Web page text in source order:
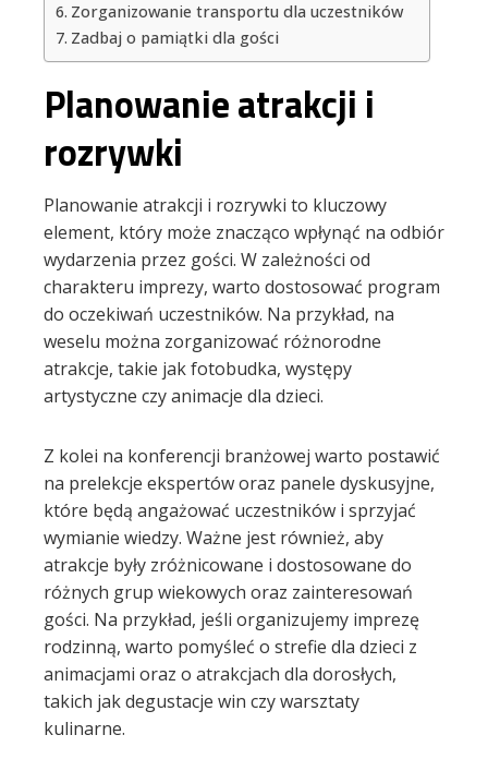
Zorganizowanie transportu dla uczestników
Zadbaj o pamiątki dla gości
Planowanie atrakcji i
rozrywki
Planowanie atrakcji i rozrywki to kluczowy
element, który może znacząco wpłynąć na odbiór
wydarzenia przez gości. W zależności od
charakteru imprezy, warto dostosować program
do oczekiwań uczestników. Na przykład, na
weselu można zorganizować różnorodne
atrakcje, takie jak fotobudka, występy
artystyczne czy animacje dla dzieci.
Z kolei na konferencji branżowej warto postawić
na prelekcje ekspertów oraz panele dyskusyjne,
które będą angażować uczestników i sprzyjać
wymianie wiedzy. Ważne jest również, aby
atrakcje były zróżnicowane i dostosowane do
różnych grup wiekowych oraz zainteresowań
gości. Na przykład, jeśli organizujemy imprezę
rodzinną, warto pomyśleć o strefie dla dzieci z
animacjami oraz o atrakcjach dla dorosłych,
takich jak degustacje win czy warsztaty
kulinarne.